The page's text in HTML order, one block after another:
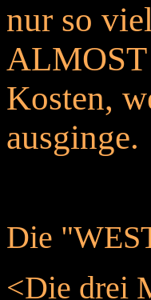
nur so
ALMOST
Kosten,
ausginge.
Die
<Die drei